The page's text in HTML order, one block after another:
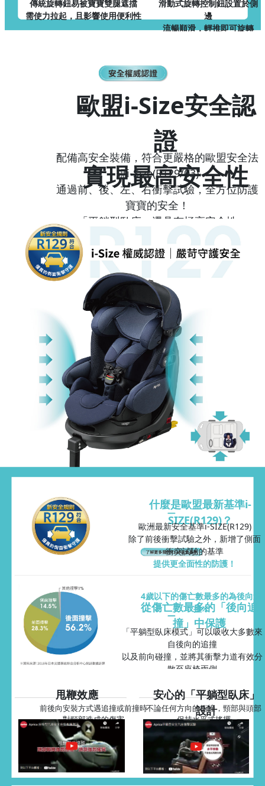
傳統旋轉鈕易被寶寶雙腿遮擋
需使力拉起，且影響使用便利性
滑動式旋轉控制鈕設置於側
邊
流暢順滑，輕推即可旋轉
歐盟i-Size安全認
證
實現最高安全性
配備高安全裝備，符合更嚴格的歐盟安全法
規i-Size(R129/03)
通過前、後、左、右衝擊試驗，全方位防護
寶寶的安全！
「平躺型臥床」還具有極高安全性
使寶寶的頭部能始終保持在車的中央，使其
免受撞擊
什麼是歐盟最新基準i-
SIZE(R129)？
歐洲最新安全基準i-SIZE(R129)
除了前後衝擊試驗之外，新增了側面
衝突試驗的基準
提供更全面性的防護！
4歲以下的傷亡數最多的為後向追
撞※
從傷亡數最多的「後向追
撞」中保護
「平躺型臥床模式」可以吸收大多數來
自後向的追撞
以及前向碰撞，並將其衝擊力道有效分
散至座椅兩側
至最低
保護寶寶最重要的頭頸部！
甩鞭效應
前後向安裝方式遇追撞或前撞時
對頸部造成的傷害
安心的「平躺型臥床」
設計
不論任何方向的衝撞，頸部與頭部
保持水平式搖擺
避免甩鞭造成傷害